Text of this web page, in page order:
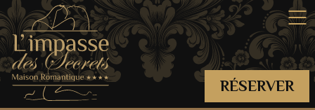
RÉSERVER